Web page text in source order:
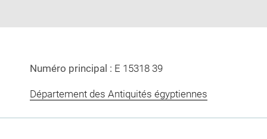
dans
Numéro principal : E 15318 39
Département des Antiquités égyptiennes